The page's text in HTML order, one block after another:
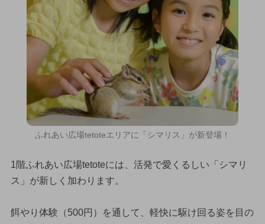
ふれあい広場tetoteエリアに「シマリス」が新登場！
1階ふれあい広場tetoteには、活発で愛くるしい「シマリ
ス」が新しく加わります。
餌やり体験（500円）を通して、軽快に駆け回る姿を目の